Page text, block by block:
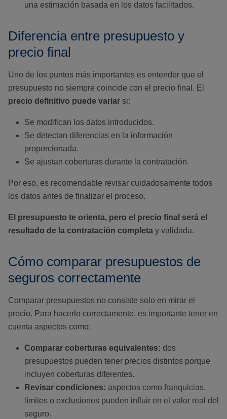
una estimación basada en los datos facilitados.
Diferencia entre presupuesto y
precio final
Uno de los puntos más importantes es entender que el
presupuesto no siempre coincide con el precio final. El
precio definitivo puede variar si:
Se modifican los datos introducidos.
Se detectan diferencias en la información
proporcionada.
Se ajustan coberturas durante la contratación.
Por eso, es recomendable revisar cuidadosamente todos
los datos antes de finalizar el proceso.
El presupuesto te orienta, pero el precio final será el
resultado de la contratación completa y validada.
Cómo comparar presupuestos de
seguros correctamente
Comparar presupuestos no consiste solo en mirar el
precio. Para hacerlo correctamente, es importante tener en
cuenta aspectos como:
Comparar coberturas equivalentes: dos
presupuestos pueden tener precios distintos porque
incluyen coberturas diferentes.
Revisar condiciones: aspectos como franquicias,
límites o exclusiones pueden influir en el valor real del
seguro.